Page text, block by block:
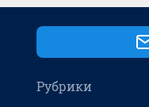
Рубрики